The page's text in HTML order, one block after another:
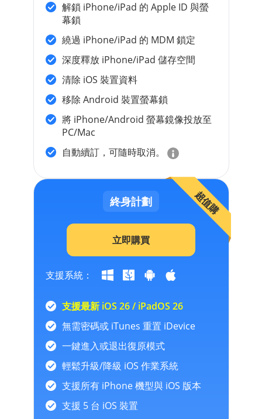
解鎖 iPhone/iPad 的 Apple ID 與螢
幕鎖
繞過 iPhone/iPad 的 MDM 鎖定
深度釋放 iPhone/iPad 儲存空間
清除 iOS 裝置資料
移除 Android 裝置螢幕鎖
將 iPhone/Android 螢幕鏡像投放至
PC/Mac
自動續訂，可隨時取消。
超值購
終身計劃
立即購買
支援系統：
支援最新 iOS 26 / iPadOS 26
無需密碼或 iTunes 重置 iDevice
一鍵進入或退出復原模式
輕鬆升級/降級 iOS 作業系統
支援所有 iPhone 機型與 iOS 版本
支援 5 台 iOS 裝置